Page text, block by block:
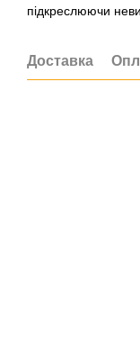
підкреслюючи
Доставка